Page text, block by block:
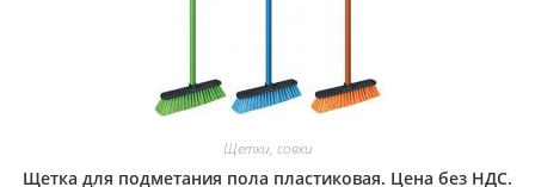
Щетки, совки
Щетка для подметания пола пластиковая. Цена без НДС.